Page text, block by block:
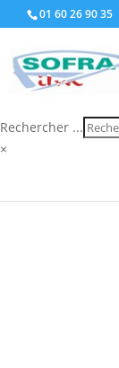
01 60 26 90 35
Rechercher ...
×